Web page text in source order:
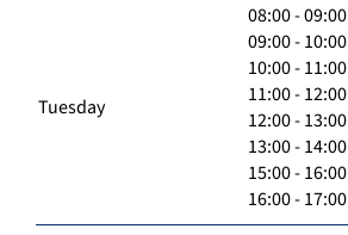
Tuesday
08:00 - 09:00
09:00 - 10:00
10:00 - 11:00
11:00 - 12:00
12:00 - 13:00
13:00 - 14:00
15:00 - 16:00
16:00 - 17:00